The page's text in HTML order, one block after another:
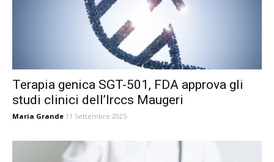
Terapia genica SGT-501, FDA approva gli
studi clinici dell’Irccs Maugeri
Maria Grande 11 Settembre 2025